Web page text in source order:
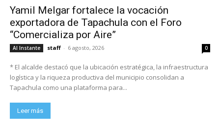
Yamil Melgar fortalece la vocación
exportadora de Tapachula con el Foro
“Comercializa por Aire”
Al Instante staff - 6 agosto, 2026 0
* El alcalde destacó que la ubicación estratégica, la infraestructura
logística y la riqueza productiva del municipio consolidan a
Tapachula como una plataforma para...
Leer más